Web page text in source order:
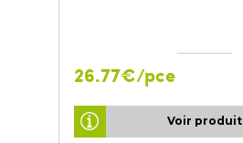
26.77€/pce
Voir produit